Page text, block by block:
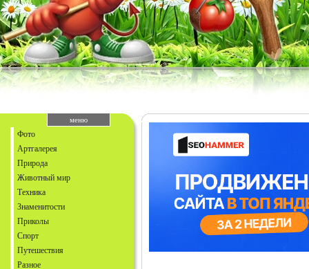
меню
Фото
Артгалерея
Природа
Животный мир
Техника
Знаменитости
Приколы
Спорт
Путешествия
Разное